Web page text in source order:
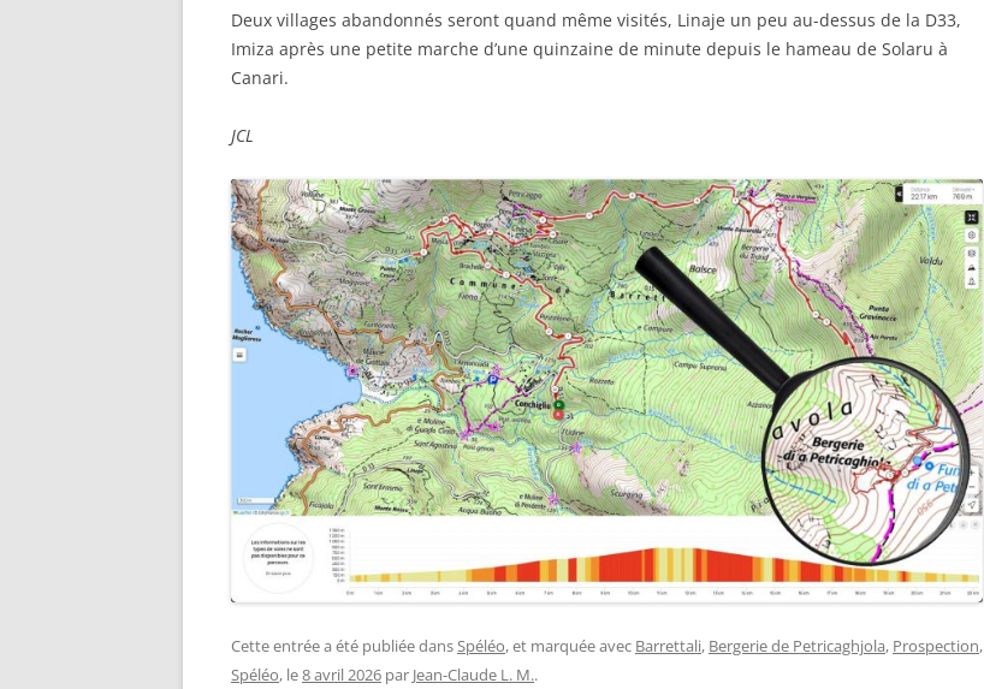
Deux villages abandonnés seront quand même visités, Linaje un peu au-dessus de la D33,
Imiza après une petite marche d’une quinzaine de minute depuis le hameau de Solaru à
Canari.
JCL
Cette entrée a été publiée dans Spéléo, et marquée avec Barrettali, Bergerie de Petricaghjola, Prospection,
Spéléo, le8 avril 2026 par Jean-Claude L. M..